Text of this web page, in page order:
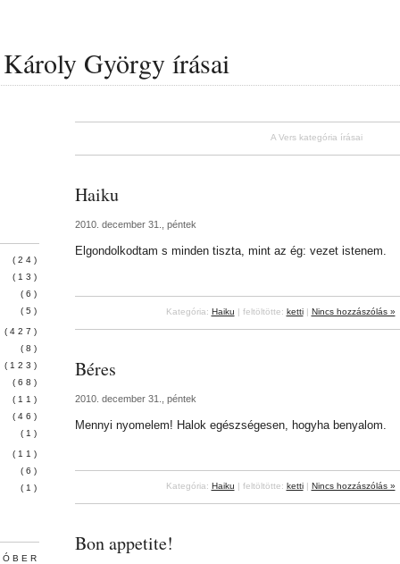
Károly György írásai
A Vers kategória írásai
Haiku
2010. december 31., péntek
Elgondolkodtam s minden tiszta, mint az ég: vezet istenem.
Kategória: Haiku | feltöltötte: ketti| Nincs hozzászólás »
Béres
2010. december 31., péntek
Mennyi nyomelem! Halok egészségesen, hogyha benyalom.
Kategória: Haiku | feltöltötte: ketti| Nincs hozzászólás »
Bon appetite!
(24)
(13)
(6)
(5)
(427)
(8)
(123)
(68)
(11)
(46)
(1)
(11)
(6)
(1)